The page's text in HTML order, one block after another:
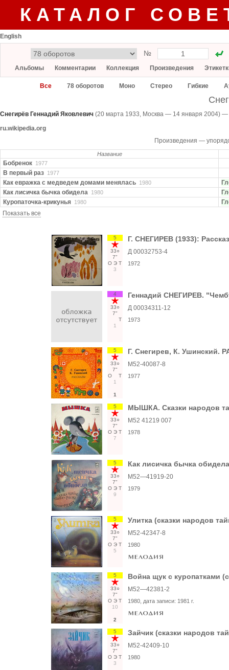
КАТАЛОГ
English
№
Альбомы Комментарии Коллекция Произведения
Все 78 оборотов Моно Стерео Гибкие
Снегирёв Геннадий Яковлевич (20 марта 1933, Москва — 14 января 2004) —
ru.wikipedia.org
Произведения —
Название
Бобренок 1977
В первый раз 1977
Как евражка с медведем домами менялась 1980
Как лисичка бычка обидела 1980
Куропаточка-крикунья 1980
Показать все
5
33○
7"
О Э Т
3
Г. СНЕГИРЕВ (1933):
Д 00032753-4
1972
4
33○
7"
Т
1
Геннадий СНЕГИРЕВ.
Д 00034311-12
1973
5
33○
7"
О
Т
1
1
Г. Снегирев, К. Ушинский.
М52-40087-8
1977
5
33○
7"
О Э Т
7
МЫШКА. Сказки народов
М52 41219 007
1978
5
33○
7"
О Э Т
9
Как лисичка бычка
М52—41919-20
1979
5
33○
7"
О Э Т
5
Улитка (сказки народов
М52-42347-8
1980
5
33○
7"
О Э Т
10
2
Война щук с куропатками
М52—42381-2
1980 , дата записи: 1981 г.
5
33○
7"
О Э Т
3
Зайчик (сказки народов
М52-42409-10
1980